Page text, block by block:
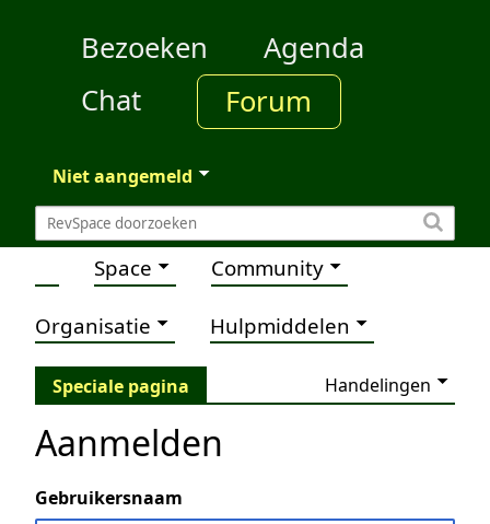
Bezoeken
Agenda
Chat
Forum
Niet aangemeld
Space Community
Organisatie Hulpmiddelen
Speciale pagina Handelingen
Aanmelden
Gebruikersnaam